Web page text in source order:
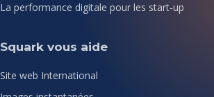
La performance digitale pour les start-up
Squark vous aide
Site web International